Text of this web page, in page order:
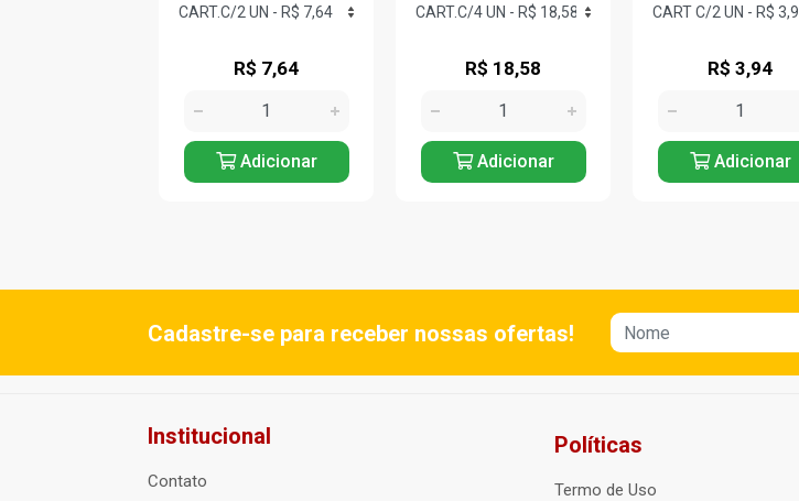
R$ 7,64
Adicionar
R$ 18,58
Adicionar
R$ 3,94
Adicionar
Cadastre-se para receber nossas ofertas!
Institucional
Contato
Políticas
Termo de Uso